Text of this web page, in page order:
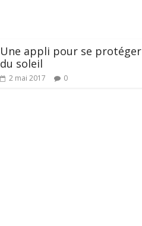
Une appli pour se protéger
du soleil
2 mai 2017 0